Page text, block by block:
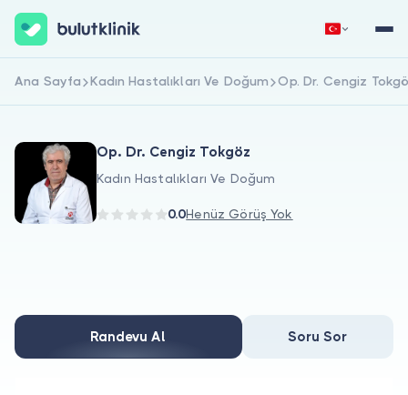
Doktorlar için
Hemen Kaydol Giriş Yap
Ana Sayfa Kadın Hastalıkları Ve Doğum Op. Dr. Cengiz
Op. Dr. Cengiz Tokgöz
Kadın Hastalıkları Ve Doğum
0.0Henüz Görüş Yok
Randevu Al Soru Sor